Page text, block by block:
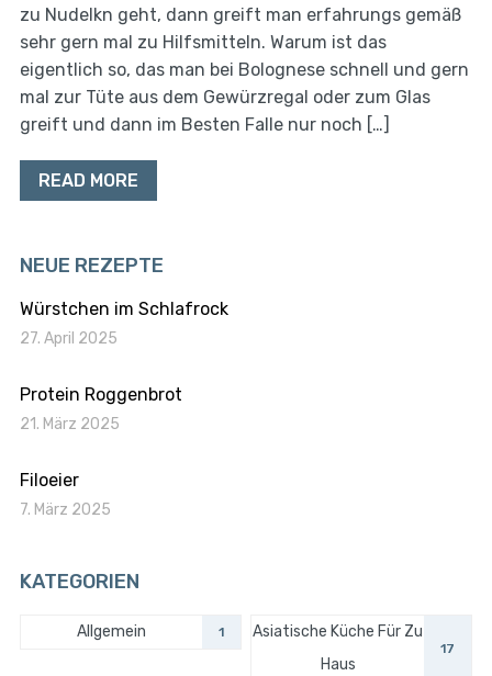
zu Nudelkn geht, dann greift man erfahrungs gemäß
sehr gern mal zu Hilfsmitteln. Warum ist das
eigentlich so, das man bei Bolognese schnell und gern
mal zur Tüte aus dem Gewürzregal oder zum Glas
greift und dann im Besten Falle nur noch […]
READ MORE
NEUE REZEPTE
Würstchen im Schlafrock
27. April 2025
Protein Roggenbrot
21. März 2025
Filoeier
7. März 2025
KATEGORIEN
Allgemein 1
Asiatische Küche Für Zu
Haus
17